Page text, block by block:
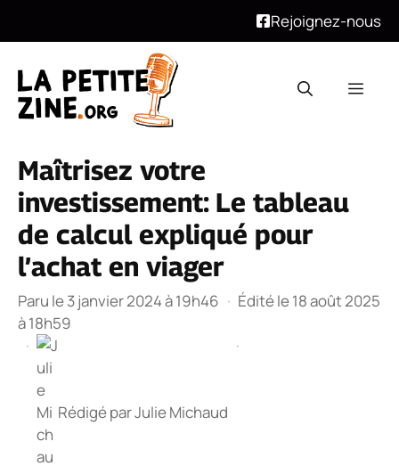
Rejoignez-nous
contenu
Maîtrisez votre
investissement: Le tableau
de calcul expliqué pour
l’achat en viager
Paru le 3 janvier 2024 à 19h46 · Édité le 18 août 2025
à 18h59
·
Rédigé parJulie Michaud
·